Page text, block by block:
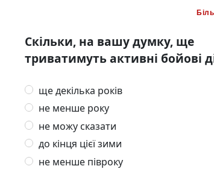
Скільки, на вашу думку, ще
триватимуть активні бойові
ще декілька років
не менше року
не можу сказати
до кінця цієї зими
не менше півроку